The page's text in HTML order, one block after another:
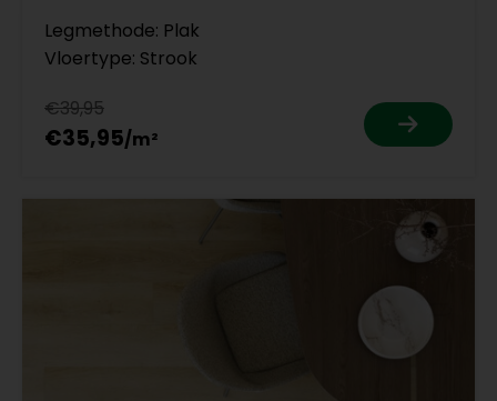
Legmethode: Plak
Vloertype: Strook
€39,95
€35,95